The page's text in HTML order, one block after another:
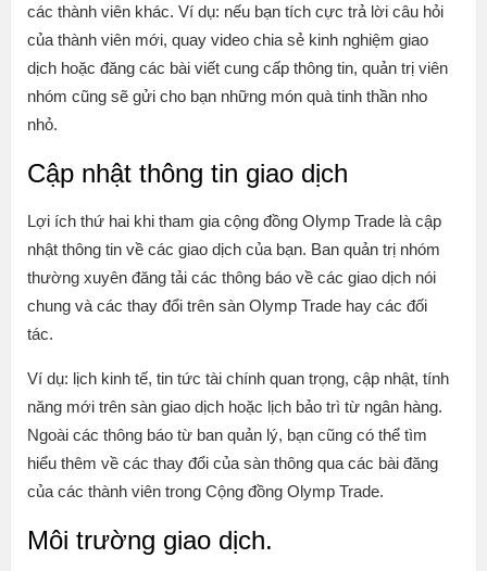
các thành viên khác. Ví dụ: nếu bạn tích cực trả lời câu hỏi
của thành viên mới, quay video chia sẻ kinh nghiệm giao
dịch hoặc đăng các bài viết cung cấp thông tin, quản trị viên
nhóm cũng sẽ gửi cho bạn những món quà tinh thần nho
nhỏ.
Cập nhật thông tin giao dịch
Lợi ích thứ hai khi tham gia cộng đồng Olymp Trade là cập
nhật thông tin về các giao dịch của bạn. Ban quản trị nhóm
thường xuyên đăng tải các thông báo về các giao dịch nói
chung và các thay đổi trên sàn Olymp Trade hay các đối
tác.
Ví dụ: lịch kinh tế, tin tức tài chính quan trọng, cập nhật, tính
năng mới trên sàn giao dịch hoặc lịch bảo trì từ ngân hàng.
Ngoài các thông báo từ ban quản lý, bạn cũng có thể tìm
hiểu thêm về các thay đổi của sàn thông qua các bài đăng
của các thành viên trong Cộng đồng Olymp Trade.
Môi trường giao dịch.